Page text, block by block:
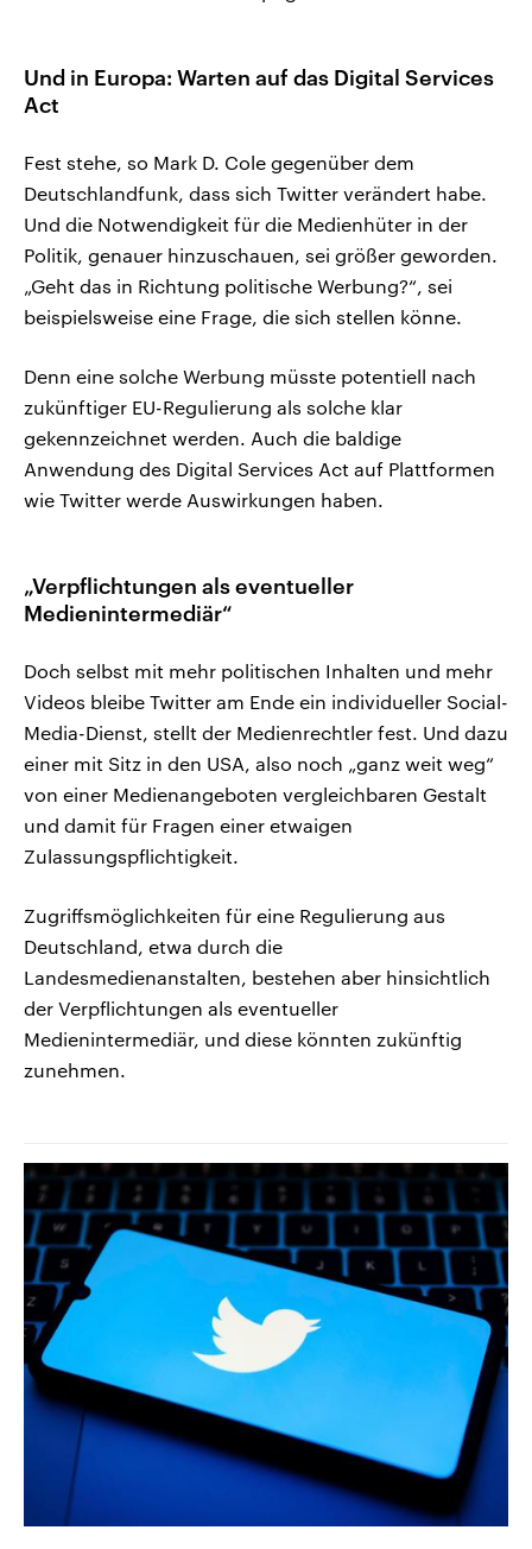
Und in Europa: Warten auf das Digital Services
Act
Fest stehe, so Mark D. Cole gegenüber dem
Deutschlandfunk, dass sich Twitter verändert habe.
Und die Notwendigkeit für die Medienhüter in der
Politik, genauer hinzuschauen, sei größer geworden.
„Geht das in Richtung politische Werbung?“, sei
beispielsweise eine Frage, die sich stellen könne.
Denn eine solche Werbung müsste potentiell nach
zukünftiger EU-Regulierung als solche klar
gekennzeichnet werden. Auch die baldige
Anwendung des Digital Services Act auf Plattformen
wie Twitter werde Auswirkungen haben.
„Verpflichtungen als eventueller
Medienintermediär“
Doch selbst mit mehr politischen Inhalten und mehr
Videos bleibe Twitter am Ende ein individueller Social-
Media-Dienst, stellt der Medienrechtler fest. Und dazu
einer mit Sitz in den USA, also noch „ganz weit weg“
von einer Medienangeboten vergleichbaren Gestalt
und damit für Fragen einer etwaigen
Zulassungspflichtigkeit.
Zugriffsmöglichkeiten für eine Regulierung aus
Deutschland, etwa durch die
Landesmedienanstalten, bestehen aber hinsichtlich
der Verpflichtungen als eventueller
Medienintermediär, und diese könnten zukünftig
zunehmen.